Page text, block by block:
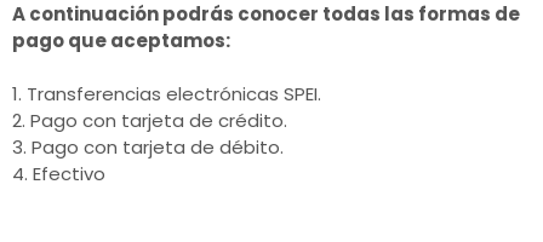
A continuación podrás conocer todas las formas de
pago que aceptamos:
1. Transferencias electrónicas SPEI.
2. Pago con tarjeta de crédito.
3. Pago con tarjeta de débito.
4. Efectivo